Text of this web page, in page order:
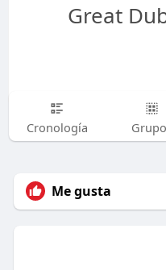
Great
Cronología
Me gusta